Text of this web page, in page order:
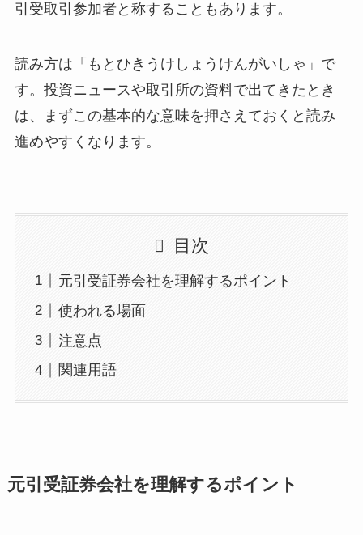
引受取引参加者と称することもあります。
読み方は「もとひきうけしょうけんがいしゃ」で
す。投資ニュースや取引所の資料で出てきたとき
は、まずこの基本的な意味を押さえておくと読み
進めやすくなります。
目次
元引受証券会社を理解するポイント
使われる場面
注意点
関連用語
元引受証券会社を理解するポイント